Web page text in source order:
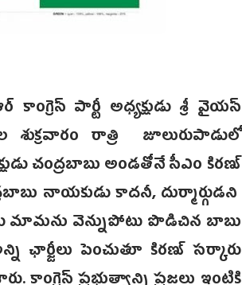
పార్టీ అధ్యక్షుడు శ్రీ వైయస్
రాత్రి జూలురుపాడులో
చంద్రబాబు అండతోనే సీఎం కిరణ్
నాయకుడు కాదనీ, దుర్మార్గుడని
మామను వెన్నుపోటు పొడిచిన బాబు
ఛార్జీలు పెంచుతూ కిరణ్ సర్కారు